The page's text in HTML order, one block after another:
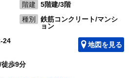
階建
5階建/3階
種別
鉄筋コンクリート/マンシ
ョン
24 地図を見る
徒歩9分